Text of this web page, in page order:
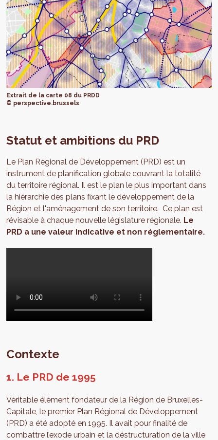
Extrait de la carte 08 du PRDD
© perspective.brussels
Statut et ambitions du PRD
Le Plan Régional de Développement (PRD) est un
instrument de planification globale couvrant la totalité
du territoire régional. Il est le plan le plus important dans
la hiérarchie des plans fixant le développement de la
Région et l'aménagement de son territoire. Ce plan est
révisable à chaque nouvelle législature régionale. Le
PRD a une valeur indicative et non réglementaire.
Contexte
1. Le PRD de 1995
Véritable élément fondateur de la Région de Bruxelles-
Capitale, le premier Plan Régional de Développement
(PRD) a été adopté en 1995. Il avait pour finalité de
combattre l’exode urbain et la déstructuration de la ville